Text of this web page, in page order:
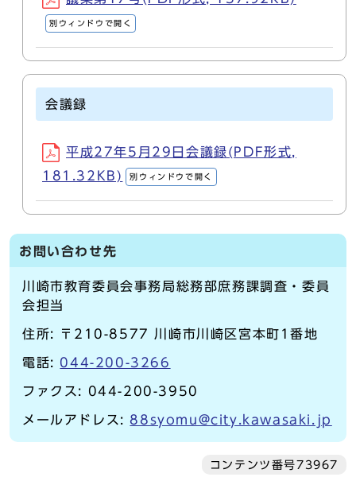
別ウィンドウで開く
会議録
平成27年5月29日会議録(PDF形式,
181.32KB)
別ウィンドウで開く
お問い合わせ先
川崎市教育委員会事務局総務部庶務課調査・委員
会担当
住所: 〒210-8577 川崎市川崎区宮本町1番地
電話: 044-200-3266
ファクス: 044-200-3950
メールアドレス:88syomu@city.kawasaki.jp
コンテンツ番号73967